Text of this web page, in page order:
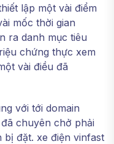
lập một vài điểm
mốc thời gian
ra danh mục tiêu
chứng thực xem
vài điều đã
với tới domain
chuyên chở phải
bị đặt. xe điện vinfast